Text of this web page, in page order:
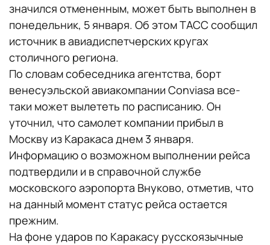
значился отмененным, может быть выполнен в
понедельник, 5 января. Об этом ТАСС сообщил
источник в авиадиспетчерских кругах
столичного региона.
По словам собеседника агентства, борт
венесуэльской авиакомпании Conviasa все-
таки может вылететь по расписанию. Он
уточнил, что самолет компании прибыл в
Москву из Каракаса днем 3 января.
Информацию о возможном выполнении рейса
подтвердили и в справочной службе
московского аэропорта Внуково, отметив, что
на данный момент статус рейса остается
прежним.
На фоне ударов по Каракасу русскоязычные